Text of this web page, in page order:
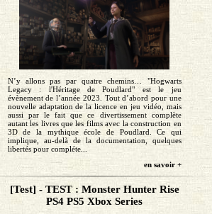
N’y allons pas par quatre chemins… "Hogwarts
Legacy : l'Héritage de Poudlard" est le jeu
évènement de l’année 2023. Tout d’abord pour une
nouvelle adaptation de la licence en jeu vidéo, mais
aussi par le fait que ce divertissement complète
autant les livres que les films avec la construction en
3D de la mythique école de Poudlard. Ce qui
implique, au-delà de la documentation, quelques
libertés pour compléte...
en savoir +
[Test] - TEST : Monster Hunter Rise
PS4 PS5 Xbox Series